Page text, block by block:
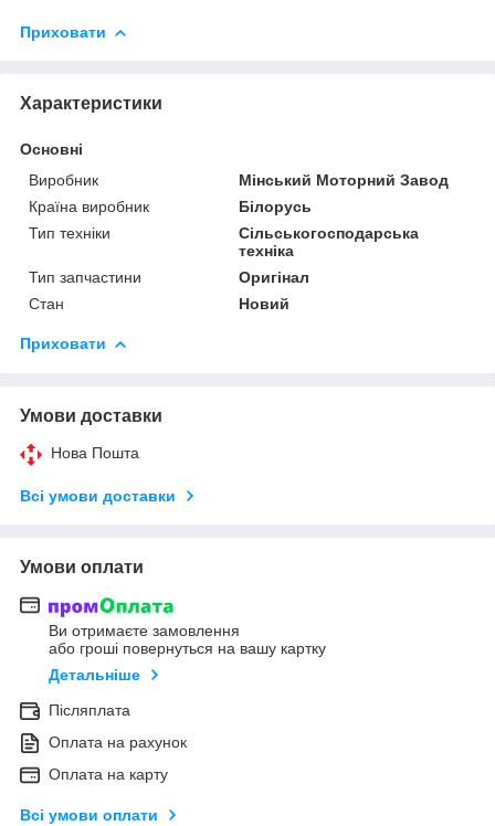
Приховати
Характеристики
Основні
Виробник
Мінський Моторний Завод
Країна виробник
Білорусь
Тип техніки
Сільськогосподарська
техніка
Тип запчастини
Оригінал
Стан
Новий
Приховати
Умови доставки
Нова Пошта
Всі умови доставки
Умови оплати
Ви отримаєте замовлення
або гроші повернуться на вашу картку
Детальніше
Післяплата
Оплата на рахунок
Оплата на карту
Всі умови оплати